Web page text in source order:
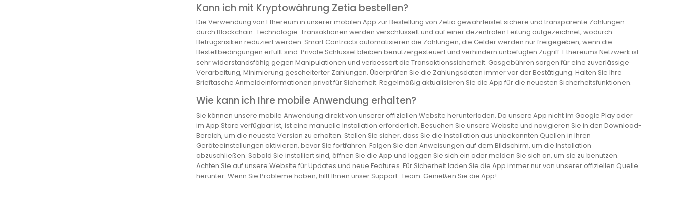
Kann ich mit Kryptowährung Zetia bestellen?
Die Verwendung von Ethereum in unserer mobilen App zur Bestellung von Zetia gewährleistet sichere und transparente Zahlungen
durch Blockchain-Technologie. Transaktionen werden verschlüsselt und auf einer dezentralen Leitung aufgezeichnet, wodurch
Betrugsrisiken reduziert werden. Smart Contracts automatisieren die Zahlungen, die Gelder werden nur freigegeben, wenn die
Bestellbedingungen erfüllt sind. Private Schlüssel bleiben benutzergesteuert und verhindern unbefugten Zugriff. Ethereums Netzwerk ist
sehr widerstandsfähig gegen Manipulationen und verbessert die Transaktionssicherheit. Gasgebühren sorgen für eine zuverlässige
Verarbeitung, Minimierung gescheiterter Zahlungen. Überprüfen Sie die Zahlungsdaten immer vor der Bestätigung. Halten Sie Ihre
Brieftasche Anmeldeinformationen privat für Sicherheit. Regelmäßig aktualisieren Sie die App für die neuesten Sicherheitsfunktionen.
Wie kann ich Ihre mobile Anwendung erhalten?
Sie können unsere mobile Anwendung direkt von unserer offiziellen Website herunterladen. Da unsere App nicht im Google Play oder
im App Store verfügbar ist, ist eine manuelle Installation erforderlich. Besuchen Sie unsere Website und navigieren Sie in den Download-
Bereich, um die neueste Version zu erhalten. Stellen Sie sicher, dass Sie die Installation aus unbekannten Quellen in Ihren
Geräteeinstellungen aktivieren, bevor Sie fortfahren. Folgen Sie den Anweisungen auf dem Bildschirm, um die Installation
abzuschließen. Sobald Sie installiert sind, öffnen Sie die App und loggen Sie sich ein oder melden Sie sich an, um sie zu benutzen.
Achten Sie auf unsere Website für Updates und neue Features. Für Sicherheit laden Sie die App immer nur von unserer offiziellen Quelle
herunter. Wenn Sie Probleme haben, hilft Ihnen unser Support-Team. Genießen Sie die App!